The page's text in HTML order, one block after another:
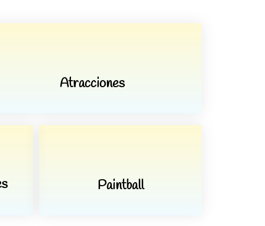
Atracciones
Paintball